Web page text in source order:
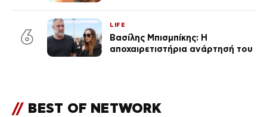
6
LIFE
Βασίλης Μπισμπίκης: Η
αποχαιρετιστήρια ανάρτησή του
// BEST OF NETWORK